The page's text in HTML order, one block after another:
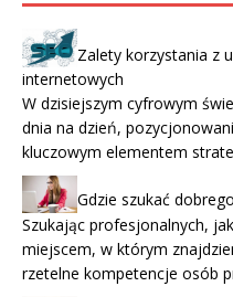
Zalety korzystania z
internetowych
W dzisiejszym cyfrowym
dnia na dzień,
kluczowym elementem
Gdzie szukać
Szukając profesjonalnych,
miejscem, w którym
rzetelne kompetencje osób